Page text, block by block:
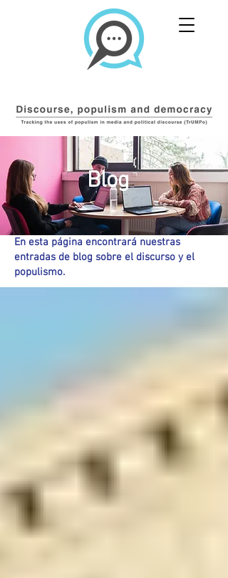
Blog
En esta página encontrará nuestras
entradas de blog sobre el discurso y el
populismo.